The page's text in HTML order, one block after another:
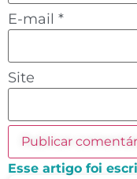
E-mail *
Site
Esse artigo foi